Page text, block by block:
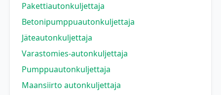
Pakettiautonkuljettaja
Betonipumppuautonkuljettaja
Jäteautonkuljettaja
Varastomies-autonkuljettaja
Pumppuautonkuljettaja
Maansiirto autonkuljettaja